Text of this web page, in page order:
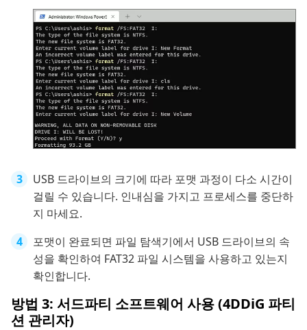
USB 드라이브의 크기에 따라 포맷 과정이 다소 시간이
걸릴 수 있습니다. 인내심을 가지고 프로세스를 중단하
지 마세요.
포맷이 완료되면 파일 탐색기에서 USB 드라이브의 속
성을 확인하여 FAT32 파일 시스템을 사용하고 있는지
확인합니다.
방법 3: 서드파티 소프트웨어 사용 (4DDiG 파티
션 관리자)